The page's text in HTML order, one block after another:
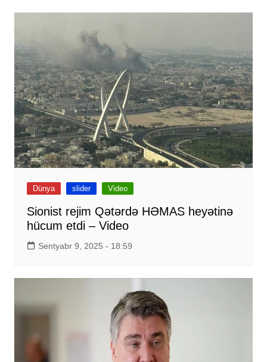
Dünya slider Video
Sionist rejim Qətərdə HƏMAS heyətinə
hücum etdi – Video
Sentyabr 9, 2025 - 18:59